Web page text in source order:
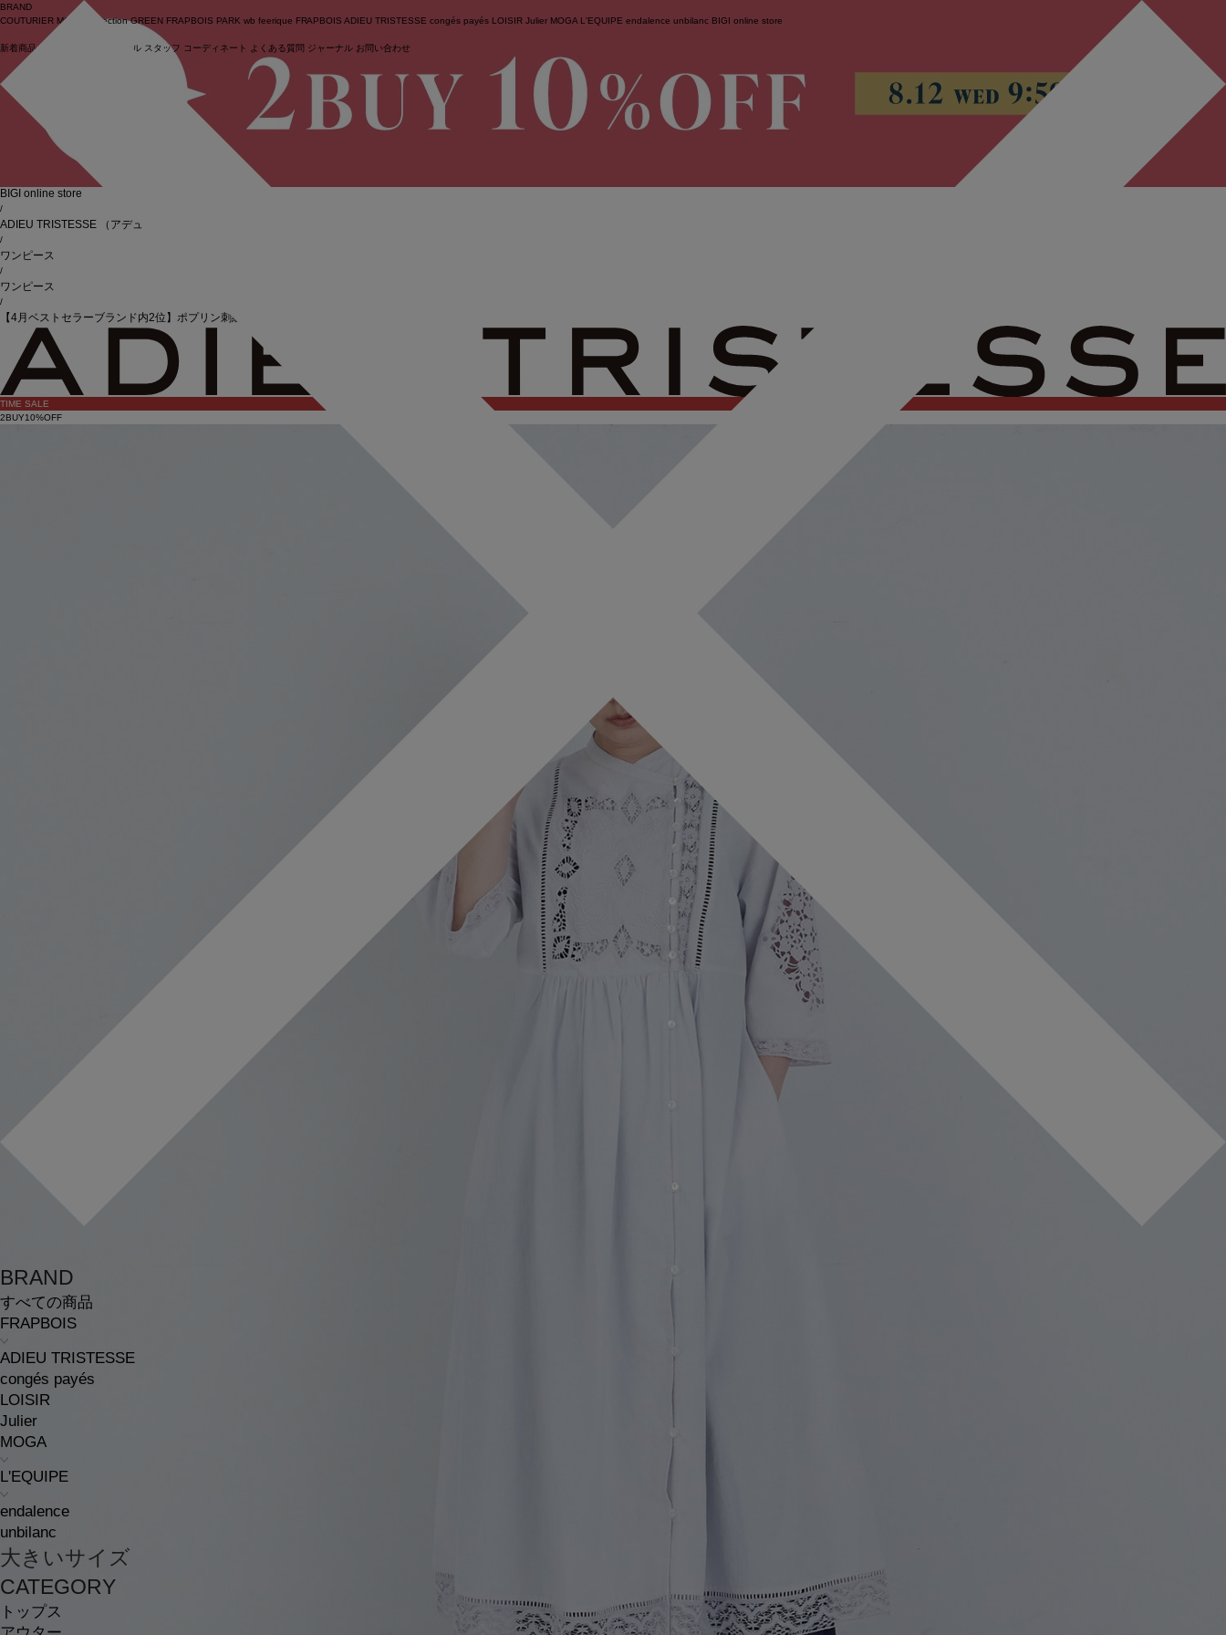
ログイン
BRAND
COUTURIER MOGA Collection GREEN FRAPBOIS PARK wb feerique FRAPBOIS ADIEU TRISTESSE congés payés LOISIR Julier MOGA L'EQUIPE endalence unbilanc BIGI online store
新着商品 (ライブ) セール スタッフ コーディネート よくある質問 ジャーナル お問い合わせ
BRAND
すべての商品
FRAPBOIS
ADIEU TRISTESSE
congés payés
LOISIR
Julier
MOGA
L'EQUIPE
endalence
unbilanc
大きいサイズ
CATEGORY
トップス
BIGI online store
/
ADIEU TRISTESSE （アデュートリステス）
/
ワンピース
/
ワンピース
/
【4月ベストセラーブランド内2位】ポプリン刺繍ワンピース
TIME SALE
2BUY10%OFF